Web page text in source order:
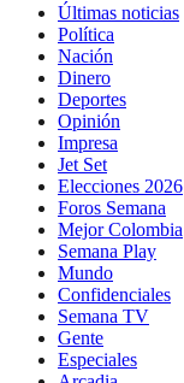
Últimas noticias
Política
Nación
Dinero
Deportes
Opinión
Impresa
Jet Set
Elecciones 2026
Foros Semana
Mejor Colombia
Semana Play
Mundo
Confidenciales
Semana TV
Gente
Especiales